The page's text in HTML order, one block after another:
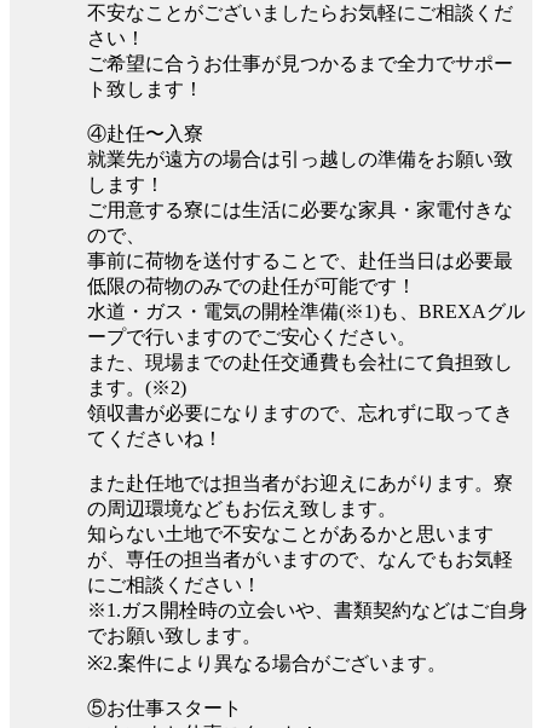
不安なことがございましたらお気軽にご相談くだ
さい！
ご希望に合うお仕事が見つかるまで全力でサポー
ト致します！
④赴任〜入寮
就業先が遠方の場合は引っ越しの準備をお願い致
します！
ご用意する寮には生活に必要な家具・家電付きな
ので、
事前に荷物を送付することで、赴任当日は必要最
低限の荷物のみでの赴任が可能です！
水道・ガス・電気の開栓準備(※1)も、BREXAグル
ープで行いますのでご安心ください。
また、現場までの赴任交通費も会社にて負担致し
ます。(※2)
領収書が必要になりますので、忘れずに取ってき
てくださいね！
また赴任地では担当者がお迎えにあがります。寮
の周辺環境などもお伝え致します。
知らない土地で不安なことがあるかと思います
が、専任の担当者がいますので、なんでもお気軽
にご相談ください！
※1.ガス開栓時の立会いや、書類契約などはご自身
でお願い致します。
※2.案件により異なる場合がございます。
⑤お仕事スタート